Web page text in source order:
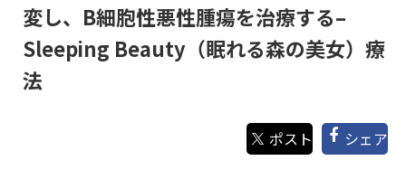
変し、B細胞性悪性腫瘍を治療する–
Sleeping Beauty（眠れる森の美女）療
法
シェア